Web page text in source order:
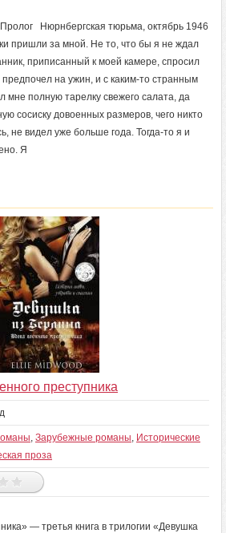
Нюрнбергская тюрьма, октябрь 1946
пришли за мной. Не то, что бы я не ждал
приписанный к моей камере, спросил
на ужин, и с каким-то странным
мне полную тарелку свежего салата, да
сосиску довоенных размеров, чего никто
не видел уже больше года. Тогда-то я и
Я
преступника
, Зарубежные романы, Исторические
проза
— третья книга в трилогии «Девушка